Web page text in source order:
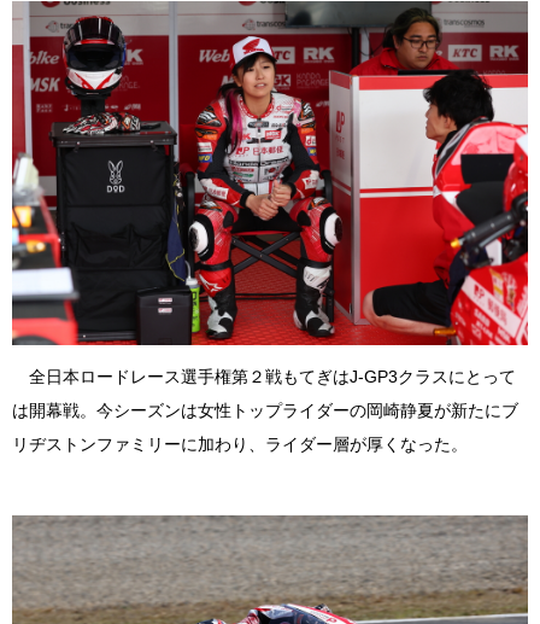
全日本ロードレース選手権第２戦もてぎはJ-GP3クラスにとって
は開幕戦。今シーズンは女性トップライダーの岡崎静夏が新たにブ
リヂストンファミリーに加わり、ライダー層が厚くなった。